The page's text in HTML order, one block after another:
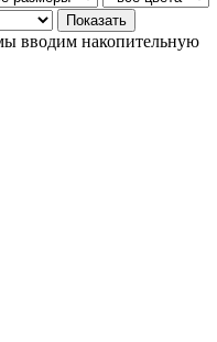
вводим накопительную